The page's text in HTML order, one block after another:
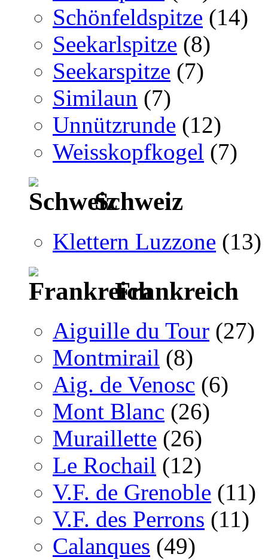
Schönfeldspitze (14)
Seekarlspitze (8)
Seekarspitze (7)
Similaun (7)
Unnützrunde (12)
Weisskopfkogel (7)
Schweiz
Klettern Luzzone (13)
Frankreich
Aiguille du Tour (27)
Montmirail (8)
Aig. de Venosc (6)
Mont Blanc (26)
Muraillette (26)
Le Rochail (12)
V.F. de Grenoble (11)
V.F. des Perrons (11)
Calanques (49)